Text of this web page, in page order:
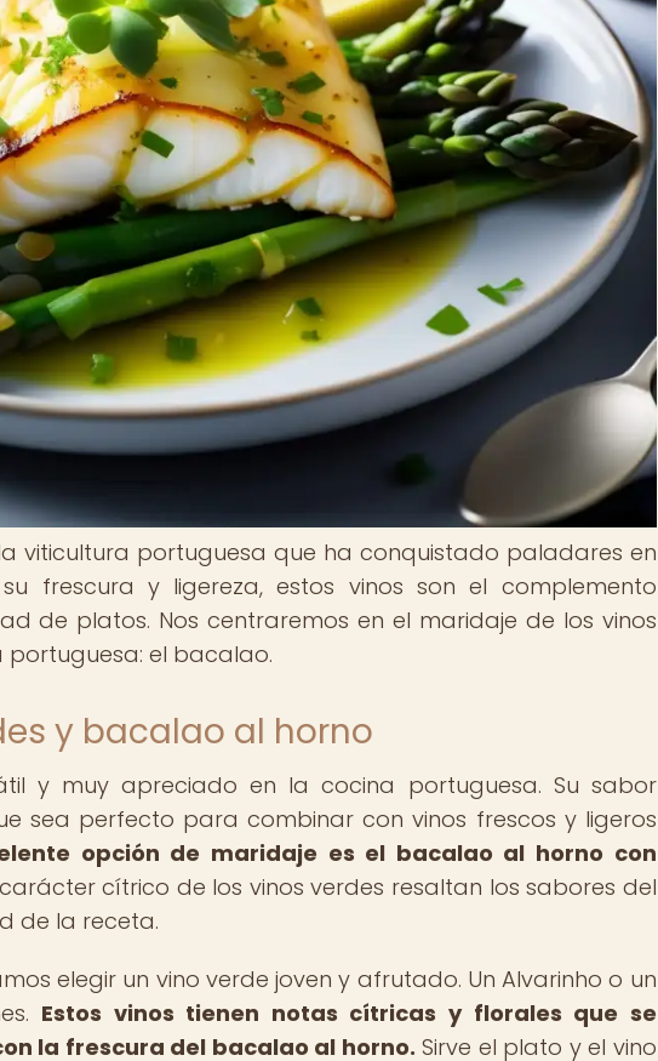
viticultura portuguesa que ha conquistado paladares en
frescura y ligereza, estos vinos son el complemento
de platos. Nos centraremos en el maridaje de los vinos
portuguesa: el bacalao.
y bacalao al horno
y muy apreciado en la cocina portuguesa. Su sabor
sea perfecto para combinar con vinos frescos y ligeros
opción de maridaje es el bacalao al horno con
cítrico de los vinos verdes resaltan los sabores del
de la receta.
elegir un vino verde joven y afrutado. Un Alvarinho o un
Estos vinos tienen notas cítricas y florales que se
la frescura del bacalao al horno. Sirve el plato y el vino